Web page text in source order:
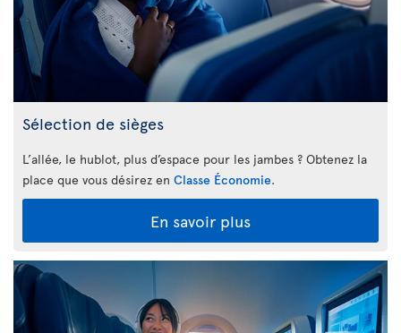
Sélection de sièges
L’allée, le hublot, plus d’espace pour les jambes ? Obtenez la
place que vous désirez en Classe Économie.
En savoir plus